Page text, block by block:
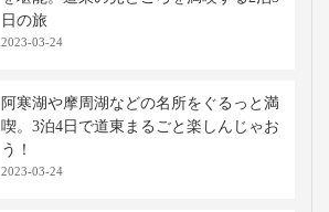
日の旅
2023-03-24
阿寒湖や摩周湖などの名所をぐるっと満
喫。3泊4日で道東まるごと楽しんじゃお
う！
2023-03-24